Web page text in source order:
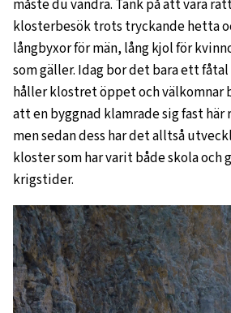
måste du vandra. Tänk på att vara
klosterbesök trots tryckande hetta
långbyxor för män, lång kjol för
som gäller. Idag bor det bara ett
håller klostret öppet och välkomnar
att en byggnad klamrade sig fast här
men sedan dess har det alltså
kloster som har varit både skola och
krigstider.